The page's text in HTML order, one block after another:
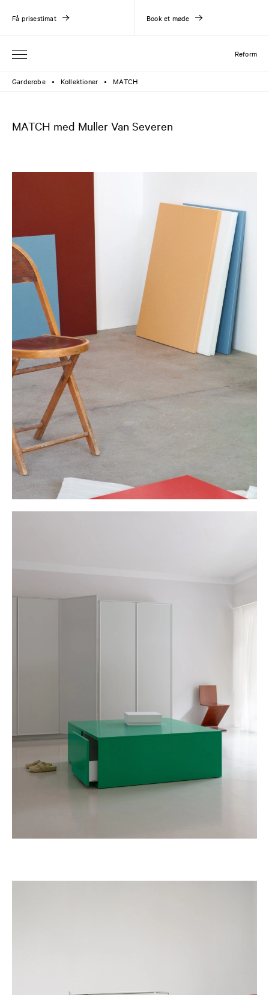
Reform
Få prisestimat Book et møde
Garderobe ● Kollektioner ● MATCH
MATCH med Muller Van Severen